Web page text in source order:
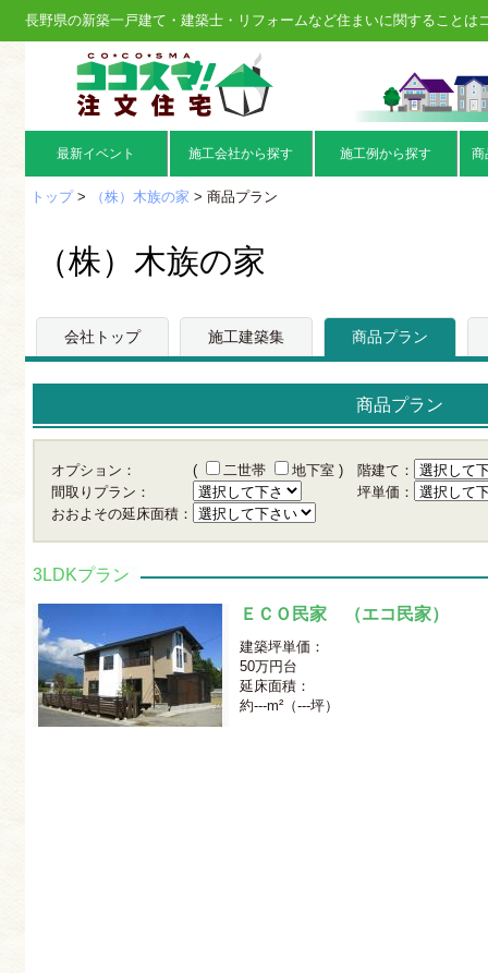
長野県の新築一戸建て・建築士・リフォームなど住まいに関することは
最新イベント 施工会社から探す 施工例から探す 商
トップ> （株）木族の家 > 商品プラン
（株）木族の家
会社トップ 施工建築集 商品プラン
商品プラン
オプション： ( 二世帯 地下室 )階建て：
間取りプラン：
坪単価：
おおよその延床面積：
3LDKプラン
ＥＣＯ民家 （エコ民家）
建築坪単価：
50万円台
延床面積：
約---m²（---坪）